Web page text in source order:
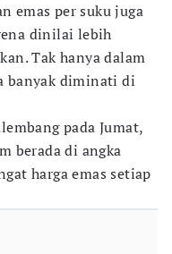
emas per suku juga
dinilai lebih
Tak hanya dalam
banyak diminati di
pada Jumat,
berada di angka
harga emas setiap